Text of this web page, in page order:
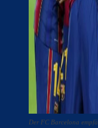
Der FC Barcelona